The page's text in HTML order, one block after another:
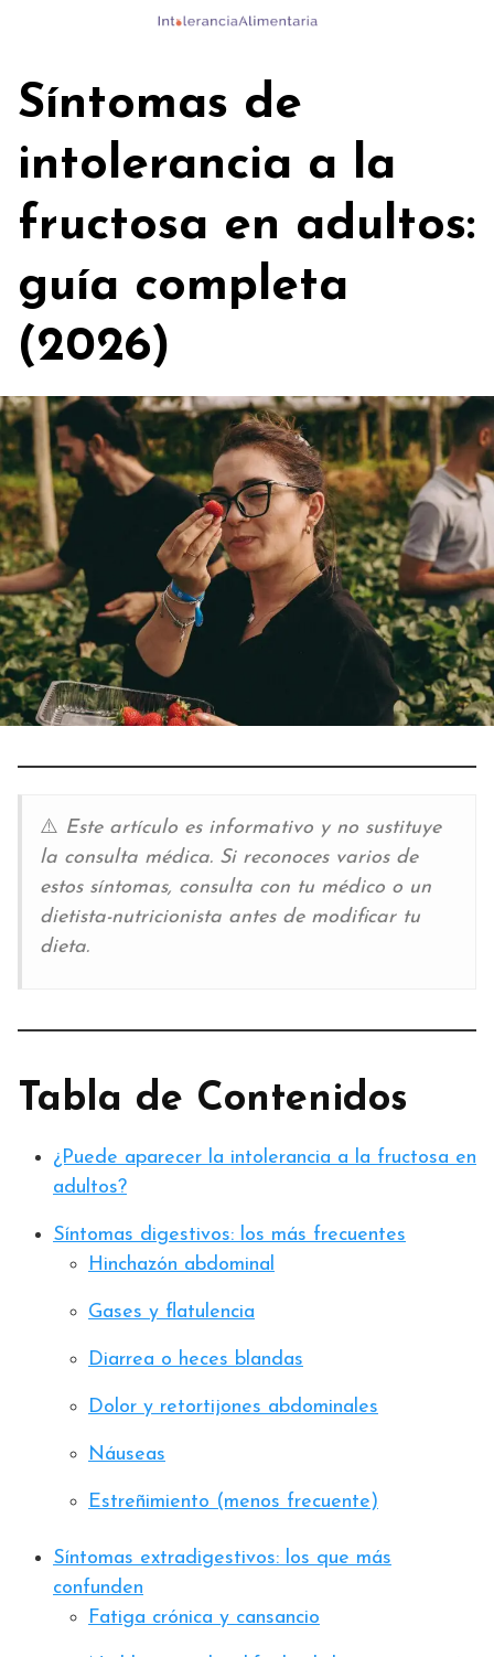
Síntomas de
intolerancia a la
fructosa en adultos:
guía completa
(2026)
⚠️ Este artículo es informativo y no sustituye
la consulta médica. Si reconoces varios de
estos síntomas, consulta con tu médico o un
dietista-nutricionista antes de modificar tu
dieta.
Tabla de Contenidos
¿Puede aparecer la intolerancia a la fructosa en
adultos?
Síntomas digestivos: los más frecuentes
Hinchazón abdominal
Gases y flatulencia
Diarrea o heces blandas
Dolor y retortijones abdominales
Náuseas
Estreñimiento (menos frecuente)
Síntomas extradigestivos: los que más
confunden
Fatiga crónica y cansancio